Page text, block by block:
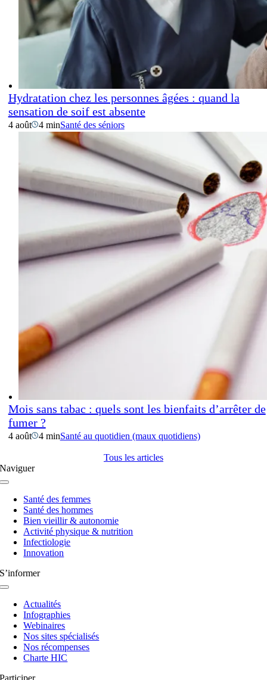
Hydratation chez les personnes âgées : quand la
sensation de soif est absente
4 août 4 minSanté des séniors
Mois sans tabac : quels sont les bienfaits d’arrêter de
fumer ?
4 août 4 minSanté au quotidien (maux quotidiens)
Tous les articles
Naviguer
Navigation
basculeSanté des femmes
Santé des hommes
Bien vieillir & autonomie
Activité physique & nutrition
Infectiologie
Innovation
S’informer
Navigation
basculeActualités
Infographies
Webinaires
Nos sites spécialisés
Nos récompenses
Charte HIC
Participer